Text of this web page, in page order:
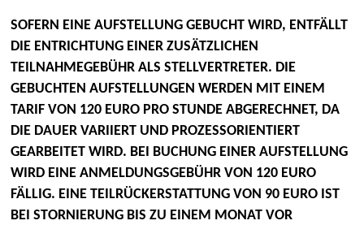
SOFERN EINE AUFSTELLUNG GEBUCHT WIRD, ENTFÄLLT
DIE ENTRICHTUNG EINER ZUSÄTZLICHEN
TEILNAHMEGEBÜHR ALS STELLVERTRETER. DIE
GEBUCHTEN AUFSTELLUNGEN WERDEN MIT EINEM
TARIF VON 120 EURO PRO STUNDE ABGERECHNET, DA
DIE DAUER VARIIERT UND PROZESSORIENTIERT
GEARBEITET WIRD. BEI BUCHUNG EINER AUFSTELLUNG
WIRD EINE ANMELDUNGSGEBÜHR VON 120 EURO
FÄLLIG. EINE TEILRÜCKERSTATTUNG VON 90 EURO IST
BEI STORNIERUNG BIS ZU EINEM MONAT VOR